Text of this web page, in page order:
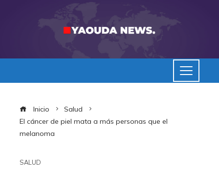
Inicio
Salud
El cáncer de piel mata a más personas que el
melanoma
SALUD